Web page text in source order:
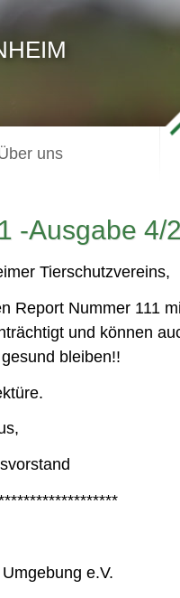
uns
-Ausgabe 4/
Tierschutzvereins,
Report Nummer 111
und können
bleiben!!
e.V.